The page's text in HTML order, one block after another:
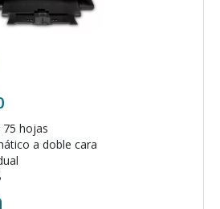
hojas
a doble cara